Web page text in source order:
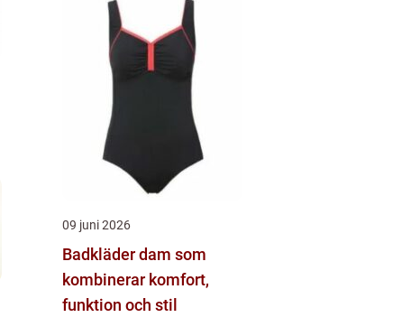
09 juni 2026
Badkläder dam som
kombinerar komfort,
funktion och stil